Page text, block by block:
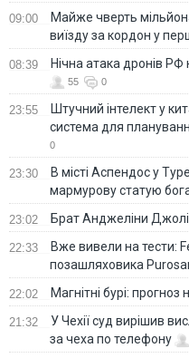
09:00
Майже чверть
виїзду за кордон у
08:39 Нічна атака дронів РФ
55 0
23:55
Штучний інтелект у
система для
0
23:30
В місті Аспендос у
мармурову статую
23:02 Брат Анджеліни
22:33
Вже вивели на тести:
позашляховика
22:02 Магнітні бурі: прогноз
21:32
У Чехії суд вирішив
за чеха по телефону